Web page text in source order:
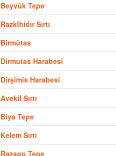
Beyvük Tepe
Razklhidır Sırtı
Birmütas
Dirmutas Harabesi
Dirşimis Harabesi
Avekil Sırtı
Biya Tepe
Kelem Sırtı
Razago Tepe